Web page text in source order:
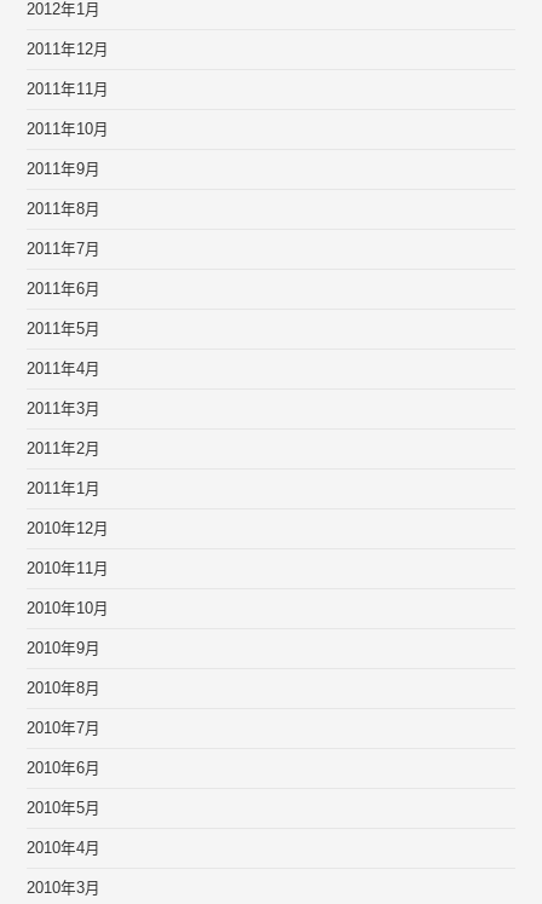
2012年1月
2011年12月
2011年11月
2011年10月
2011年9月
2011年8月
2011年7月
2011年6月
2011年5月
2011年4月
2011年3月
2011年2月
2011年1月
2010年12月
2010年11月
2010年10月
2010年9月
2010年8月
2010年7月
2010年6月
2010年5月
2010年4月
2010年3月